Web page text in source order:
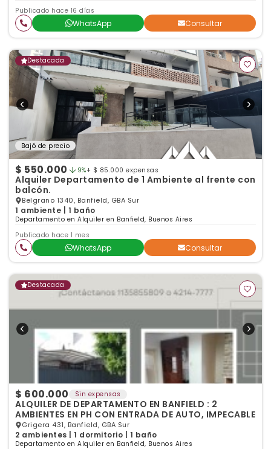
Publicado hace 16 días
WhatsApp Consultar
Destacada
Bajó de precio
$ 550.000 9%+ $ 85.000 expensas
Alquiler Departamento de 1 Ambiente al frente con
balcón.
Belgrano 1340, Banfield, GBA Sur
1 ambiente | 1 baño
Departamento en Alquiler en Banfield, Buenos Aires
Publicado hace 1 mes
WhatsApp Consultar
Destacada
$ 600.000 Sin expensas
ALQUILER DE DEPARTAMENTO EN BANFIELD : 2
AMBIENTES EN PH CON ENTRADA DE AUTO, IMPECABLE
Grigera 431, Banfield, GBA Sur
2 ambientes | 1 dormitorio | 1 baño
Departamento en Alquiler en Banfield, Buenos Aires